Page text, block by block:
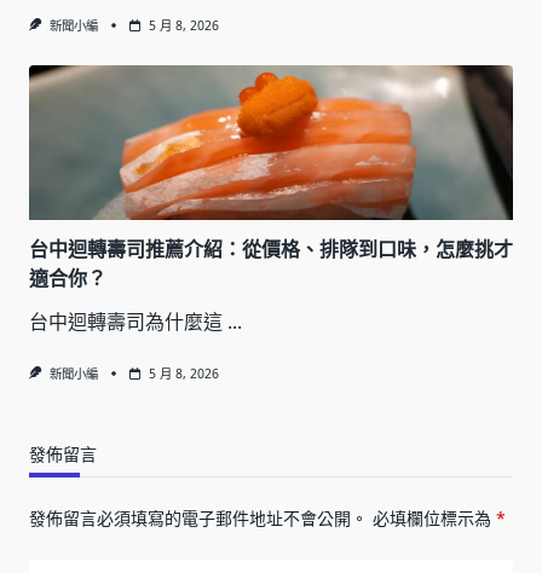
新聞小編 5 月 8, 2026
台中迴轉壽司推薦介紹：從價格、排隊到口味，怎麼挑才
適合你？
台中迴轉壽司為什麼這 ...
新聞小編 5 月 8, 2026
發佈留言
發佈留言必須填寫的電子郵件地址不會公開。 必填欄位標示為 *